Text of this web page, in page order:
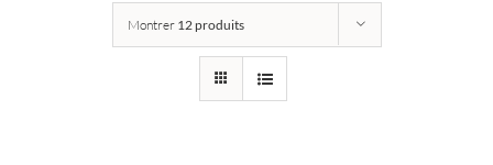
Montrer 12 produits